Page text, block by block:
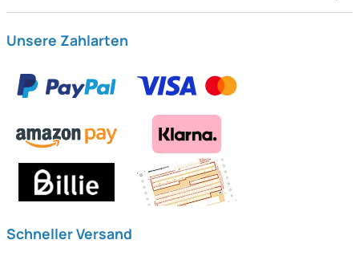
Unsere Zahlarten
Schneller Versand